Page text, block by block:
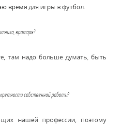
время для игры в футбол.
вратаря?
там надо больше думать, быть
собственной работы?
нашей профессии, поэтому